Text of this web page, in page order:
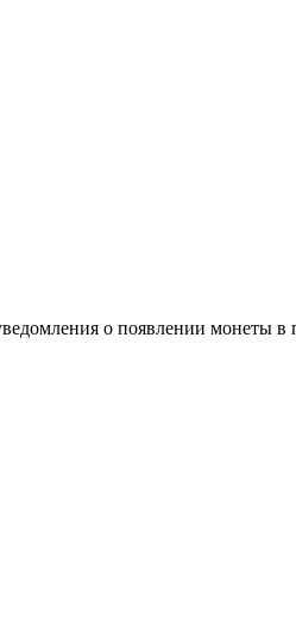
о появлении монеты